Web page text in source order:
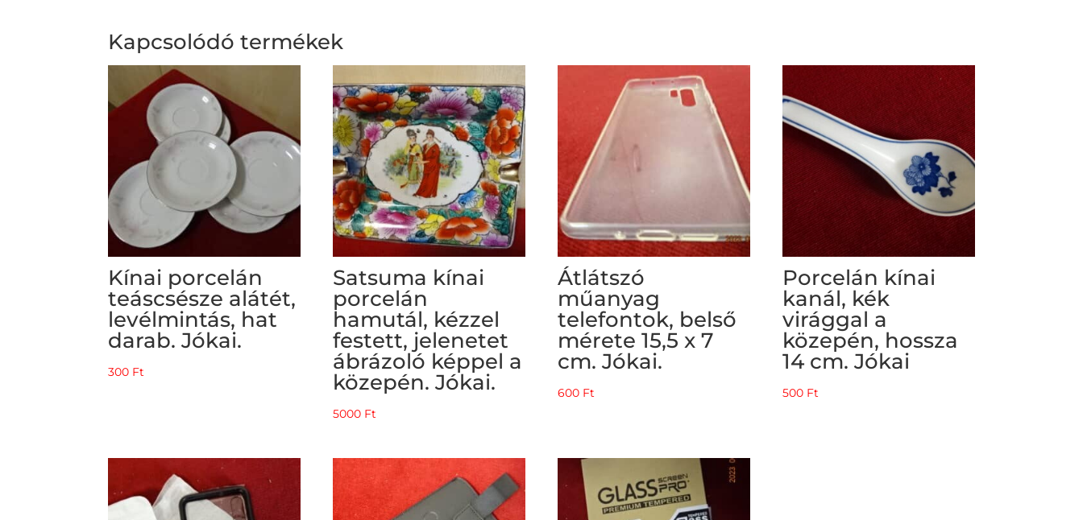
Kapcsolódó termékek
Kínai porcelán
teáscsésze alátét,
levélmintás, hat
darab. Jókai.
300 Ft
Satsuma kínai
porcelán
hamutál, kézzel
festett, jelenetet
ábrázoló képpel a
közepén. Jókai.
5000 Ft
Átlátszó
műanyag
telefontok, belső
mérete 15,5 x 7
cm. Jókai.
600 Ft
Porcelán kínai
kanál, kék
virággal a
közepén, hossza
14 cm. Jókai
500 Ft